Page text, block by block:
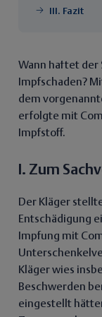
III. Fazit
Wann haftet der
Impfschaden?
dem
erfolgte mit
Impfstoff.
I. Zum
Der Kläger
Entschädigung
Impfung mit
Kläger wies
Beschwerden
eingestellt